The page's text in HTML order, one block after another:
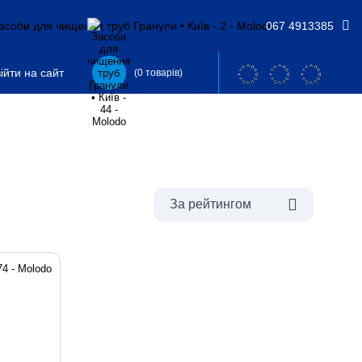
067 4913385
на сайт (0 товарів)
За рейтингом